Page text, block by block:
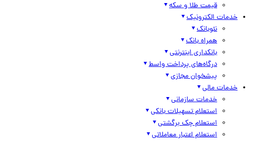
قیمت طلا و سکه
خدمات الکترونیک
نئوبانک
همراه بانک
بانکداری اینترنتی
درگاه‌های پرداخت واسط
پیشخوان مجازی
خدمات مالی
خدمات سازمانی
استعلام تسهیلات بانکی
استعلام چک برگشتی
استعلام اعتبار معاملاتی